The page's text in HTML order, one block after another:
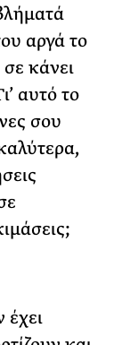
αργά το
κάνει
αυτό το
σου